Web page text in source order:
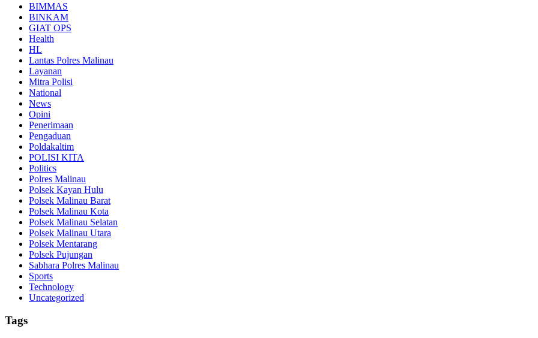
BIMMAS
BINKAM
GIAT OPS
Health
HL
Lantas Polres Malinau
Layanan
Mitra Polisi
National
News
Opini
Penerimaan
Pengaduan
Poldakaltim
POLISI KITA
Politics
Polres Malinau
Polsek Kayan Hulu
Polsek Malinau Barat
Polsek Malinau Kota
Polsek Malinau Selatan
Polsek Malinau Utara
Polsek Mentarang
Polsek Pujungan
Sabhara Polres Malinau
Sports
Technology
Uncategorized
Tags